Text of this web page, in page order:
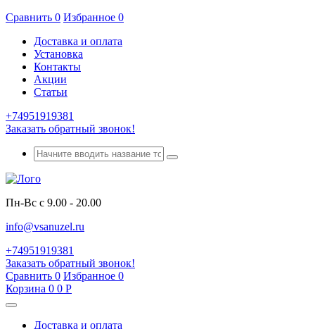
Сравнить 0 Избранное 0
Доставка и оплата
Установка
Контакты
Акции
Статьи
+74951919381
Заказать обратный звонок!
Пн-Вс с 9.00 - 20.00
info@vsanuzel.ru
+74951919381
Заказать обратный звонок!
Сравнить 0 Избранное 0
Корзина 0 0 Р
Доставка и оплата